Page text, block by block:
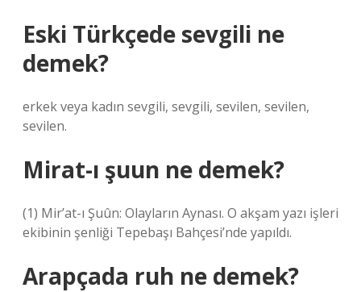
Eski Türkçede sevgili ne
demek?
erkek veya kadın sevgili, sevgili, sevilen, sevilen,
sevilen.
Mirat-ı şuun ne demek?
(1) Mir’at-ı Şuûn: Olayların Aynası. O akşam yazı işleri
ekibinin şenliği Tepebaşı Bahçesi’nde yapıldı.
Arapçada ruh ne demek?